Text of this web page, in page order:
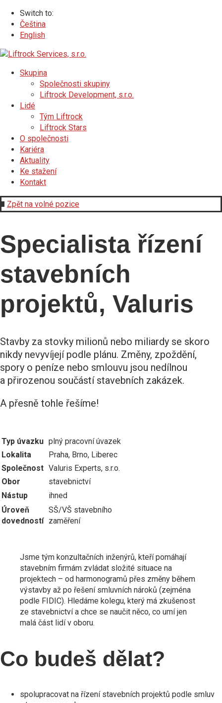
Switch to:
Čeština
English
Skupina
Společnosti skupiny
Liftrock Development, s.r.o.
Lidé
Tým Liftrock
Liftrock Stars
O společnosti
Kariéra
Aktuality
Ke stažení
Kontakt
Zpět na volné pozice
Specialista řízení
stavebních
projektů, Valuris
Stavby za stovky milionů nebo miliardy se skoro
nikdy nevyvíjejí podle plánu. Změny, zpoždění,
spory o peníze nebo smlouvu jsou nedílnou
a přirozenou součástí stavebních zakázek.
A přesně tohle řešíme!
Typ úvazku plný pracovní úvazek
Lokalita
Praha, Brno, Liberec
Společnost Valuris Experts, s.r.o.
Obor
stavebnictví
Nástup
ihned
Úroveň
dovedností
SŠ/VŠ stavebního
zaměření
Jsme tým konzultačních inženýrů, kteří pomáhají
stavebním firmám zvládat složité situace na
projektech – od harmonogramů přes změny během
výstavby až po řešení smluvních nároků (zejména
podle FIDIC). Hledáme kolegu, který má zkušenost
ze stavebnictví a chce se naučit něco, co umí jen
malá část lidí v oboru.
Co budeš dělat?
spolupracovat na řízení stavebních projektů podle smluv